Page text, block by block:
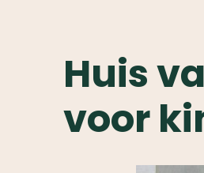
Huis
voor